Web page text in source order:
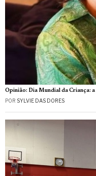
Opinião: Dia Mundial da Criança: a
POR SYLVIE DAS DORES